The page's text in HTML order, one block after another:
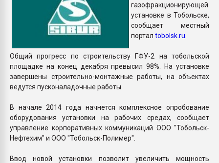
газофракционирующей
установке в Тобольске,
сообщает местный
портал tobolsk.ru
Общий прогресс по строительству ГФУ-2 на тобольской
площадке на конец декабря превысил 98%. На установке
завершены строительно-монтажные работы, на объектах
ведутся пусконаладочные работы.
В начале 2014 года начнется комплексное опробование
оборудования установки на рабочих средах, сообщает
управление корпоративных коммуникаций ООО "Тобольск-
Нефтехим" и ООО "Тобольск-Полимер".
Ввод новой установки позволит увеличить мощность